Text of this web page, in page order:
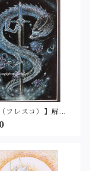
フレスコ）】解放
ズ)